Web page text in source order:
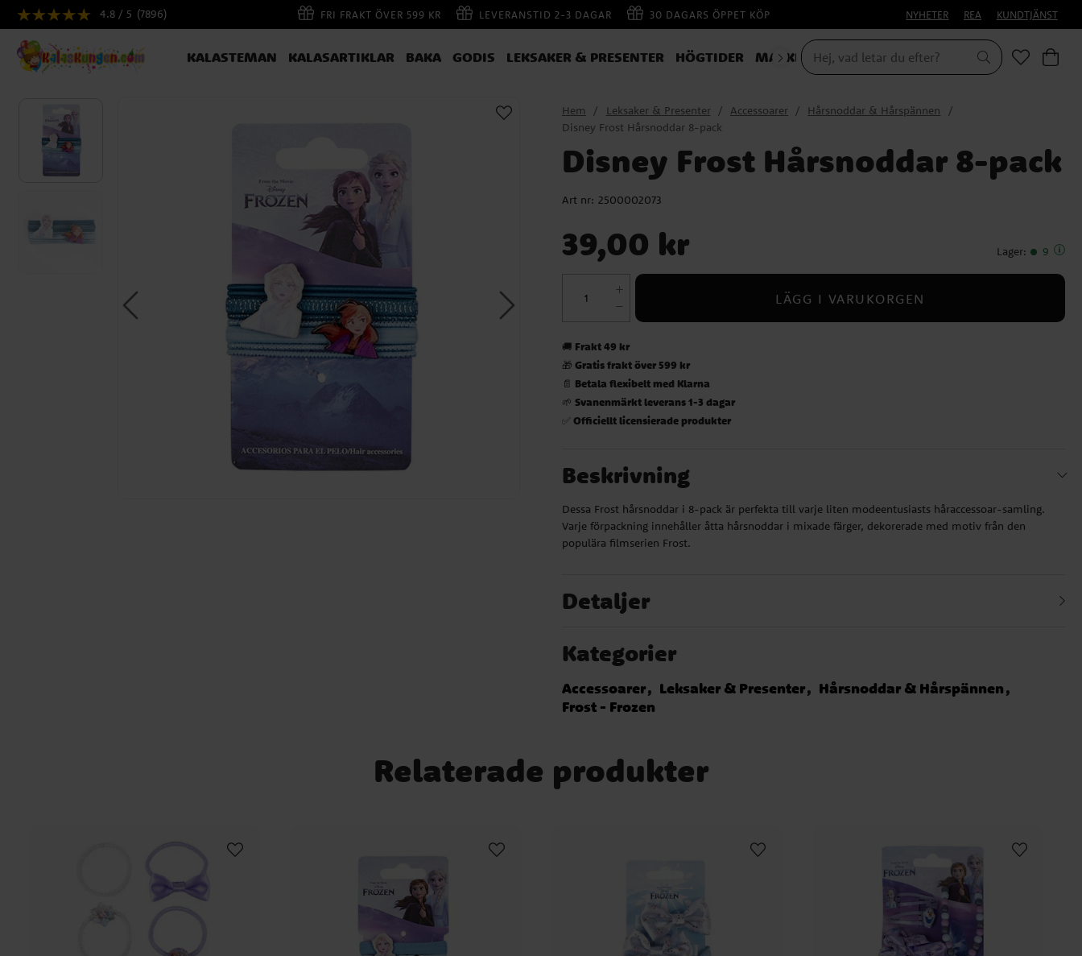
4.8 / 5 (7896) FRI FRAKT ÖVER 599 KR LEVERANSTID 2-3 DAGAR 30 DAGARS ÖPPET KÖP NYHETER REA KUNDTJÄNST
KALASTEMAN KALASARTIKLAR BAKA GODIS LEKSAKER & PRESENTER HÖGTIDER MASKERAD HALLOWEEN
Hem Leksaker & Presenter Accessoarer
Hårsnoddar & Hårspännen
Disney Frost Hårsnoddar 8-pack
Disney Frost Hårsnoddar 8-pack
Art nr: 2500002073
39,00 kr Lager: 9
LÄGG I VARUKORGEN
🚚 Frakt 49 kr
🎁Gratis frakt över 599 kr
📄 Betala flexibelt med Klarna
🌱Svanenmärkt leverans 1-3 dagar
✅Officiellt licensierade produkter
Beskrivning
Dessa Frost hårsnoddar i 8-pack är perfekta till varje liten modeentusiasts håraccessoar-samling.
Varje förpackning innehåller åtta hårsnoddar i mixade färger, dekorerade med motiv från den
populära filmserien Frost.
Detaljer
Kategorier
Accessoarer Leksaker & Presenter
Hårsnoddar & Hårspännen
Frost - Frozen
Relaterade produkter